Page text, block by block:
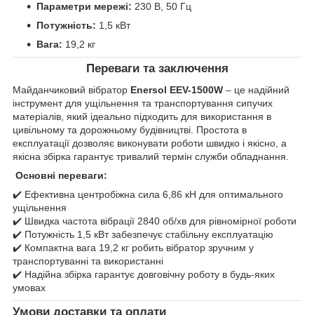
Параметри мережі: 230 В, 50 Гц
Потужність: 1,5 кВт
Вага: 19,2 кг
Переваги та заключення
Майданчиковий вібратор Enersol EEV-1500W – це надійний
інструмент для ущільнення та транспортування сипучих
матеріалів, який ідеально підходить для використання в
цивільному та дорожньому будівництві. Простота в
експлуатації дозволяє виконувати роботи швидко і якісно, а
якісна збірка гарантує тривалий термін служби обладнання.
Основні переваги:
✔️ Ефективна центробіжна сила 6,86 кН для оптимального
ущільнення
✔️ Швидка частота вібрації 2840 об/хв для рівномірної роботи
✔️ Потужність 1,5 кВт забезпечує стабільну експлуатацію
✔️ Компактна вага 19,2 кг робить вібратор зручним у
транспортуванні та використанні
✔️ Надійна збірка гарантує довговічну роботу в будь-яких
умовах
Умови доставки та оплати